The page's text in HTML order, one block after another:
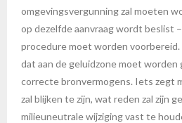
omgevingsvergunning zal moeten
op dezelfde aanvraag wordt beslist
procedure moet worden voorbereid.
dat aan de geluidzone moet
correcte bronvermogens. Iets zegt
zal blijken te zijn, wat reden zal zijn
milieuneutrale wijziging vast te